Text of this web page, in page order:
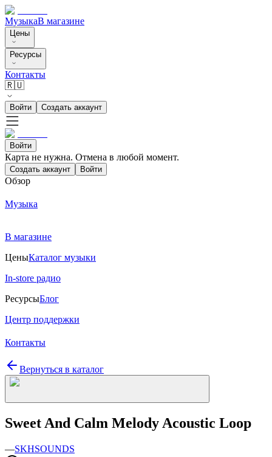
МузыкаВ магазине
Цены
Ресурсы
Контакты
🇷🇺
Войти Создать аккаунт
Войти
Карта не нужна. Отмена в любой момент.
Создать аккаунт Войти
Обзор
Музыка
В магазине
ЦеныКаталог музыки
In-store радио
РесурсыБлог
Центр поддержки
Контакты
Вернуться в каталог
Sweet And Calm Melody Acoustic Loop
—SKHSOUNDS